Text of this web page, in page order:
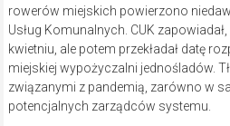
rowerów miejskich powierzono
Usług Komunalnych. CUK
kwietniu, ale potem przekładał datę
miejskiej wypożyczalni jednośladów.
związanymi z pandemią, zarówno w
potencjalnych zarządców systemu.